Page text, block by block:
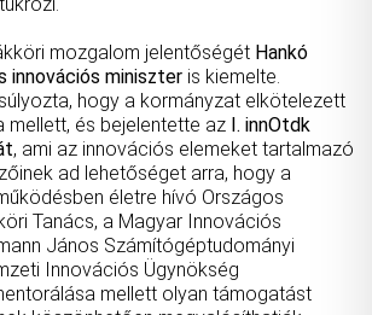
mozgalom jelentőségét Hankó
innovációs miniszter is kiemelte.
hogy a kormányzat elkötelezett
mellett, és bejelentette az I. innOtdk
, ami az innovációs elemeket tartalmazó
ad lehetőséget arra, hogy a
életre hívó Országos
Tanács, a Magyar Innovációs
János Számítógéptudományi
Innovációs Ügynökség
mellett olyan támogatást